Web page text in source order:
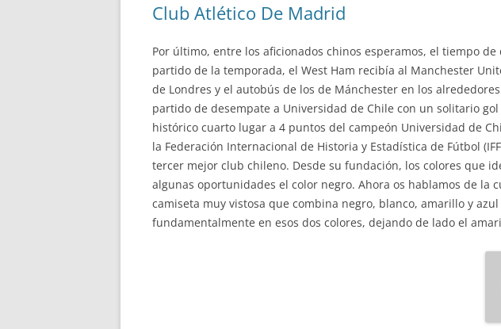
Club Atlético De Madrid
Por último, entre los aficionados chinos esperamos, el tiempo
partido de la temporada, el West Ham recibía al Manchester
de Londres y el autobús de los de Mánchester en los
partido de desempate a Universidad de Chile con un solitario
histórico cuarto lugar a 4 puntos del campeón Universidad de
la Federación Internacional de Historia y Estadística de Fútbol
tercer mejor club chileno. Desde su fundación, los colores que
algunas oportunidades el color negro. Ahora os hablamos de la
camiseta muy vistosa que combina negro, blanco, amarillo y
fundamentalmente en esos dos colores, dejando de lado el